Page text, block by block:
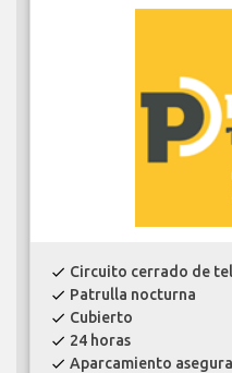
check Circuito cerrado de
check Patrulla nocturna
check Cubierto
check 24 horas
check Aparcamiento